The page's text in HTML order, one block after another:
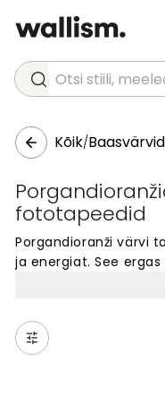
Otsi stiili, meeleolu
Kõik/Baasvärvid
fototapeedid
Porgandioranži värvi
ja energiat. See
rõõmsameelne,
kodude loomiseks.
suurepäraselt
soovite lisada